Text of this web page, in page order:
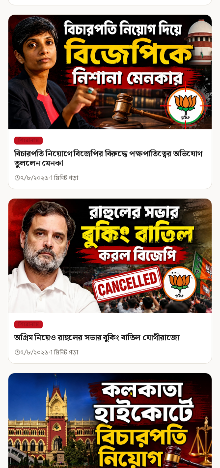
শিরোনাম
বিচারপতি নিয়োগে বিজেপির বিরুদ্ধে পক্ষপাতিত্বের অভিযোগ
তুললেন মেনকা
৭/৮/২০২৬ 1 মিনিট পড়া
শিরোনাম
অগ্রিম নিয়েও রাহুলের সভার বুকিং বাতিল যোগীরাজ্যে
৭/৮/২০২৬ 1 মিনিট পড়া